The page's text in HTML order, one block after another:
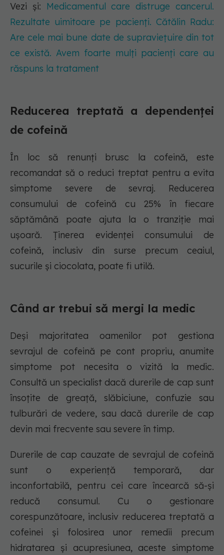
Vezi și: Medicamentul care distruge cancerul.
Rezultate uimitoare pe pacienți. Cătălin Radu:
Are cele mai bune date de supraviețuire din tot
ce există. Avem foarte mulți pacienți care au
răspuns la tratament
Reducerea treptată a dependenței
de cofeină
În loc să renunți brusc la cofeină, este
recomandat să o reduci treptat pentru a evita
simptome severe de sevraj. Reducerea
consumului de cofeină cu 25% în fiecare
săptămână poate ajuta la o tranziție mai
ușoară. Ținerea evidenței consumului de
cofeină, inclusiv din surse precum ceaiul,
sucurile și ciocolata, poate fi utilă.
Când ar trebui să mergi la medic
Deși majoritatea oamenilor pot gestiona
sevrajul de cofeină pe cont propriu, anumite
simptome pot necesita o vizită la medic.
Consultă un specialist dacă durerile de cap sunt
însoțite de greață, slăbiciune, confuzie sau
tulburări de vedere, sau dacă durerile de cap
devin mai frecvente sau severe în timp.
Durerile de cap cauzate de sevrajul de cofeină
sunt o experiență temporară, dar
inconfortabilă, pentru cei care încearcă să-și
reducă consumul. Cu o gestionare
corespunzătoare, inclusiv reducerea treptată a
cofeinei și folosirea unor remedii precum
hidratarea și acupresiunea, aceste simptome